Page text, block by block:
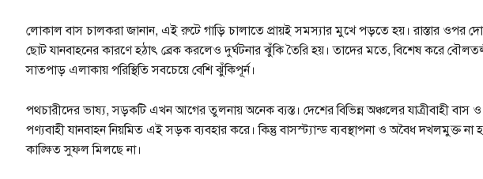
লোকাল বাস চালকরা জানান, এই রুটে গাড়ি চালাতে প্রায়ই সমস্যার মুখে পড়তে হয়। রাস্তার ওপর
ছোট যানবাহনের কারণে হঠাৎ ব্রেক করলেও দুর্ঘটনার ঝুঁকি তৈরি হয়। তাদের মতে, বিশেষ করে
সাতপাড় এলাকায় পরিস্থিতি সবচেয়ে বেশি ঝুঁকিপূর্ন।
পথচারীদের ভাষ্য, সড়কটি এখন আগের তুলনায় অনেক ব্যস্ত। দেশের বিভিন্ন অঞ্চলের যাত্রীবাহী বাস ও
পণ্যবাহী যানবাহন নিয়মিত এই সড়ক ব্যবহার করে। কিন্তু বাসস্ট্যান্ড ব্যবস্থাপনা ও অবৈধ দখলমুক্ত না
কাঙ্ক্ষিত সুফল মিলছে না।